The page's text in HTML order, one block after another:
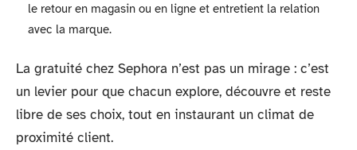
le retour en magasin ou en ligne et entretient la relation
avec la marque.
La gratuité chez Sephora n’est pas un mirage : c’est
un levier pour que chacun explore, découvre et reste
libre de ses choix, tout en instaurant un climat de
proximité client.